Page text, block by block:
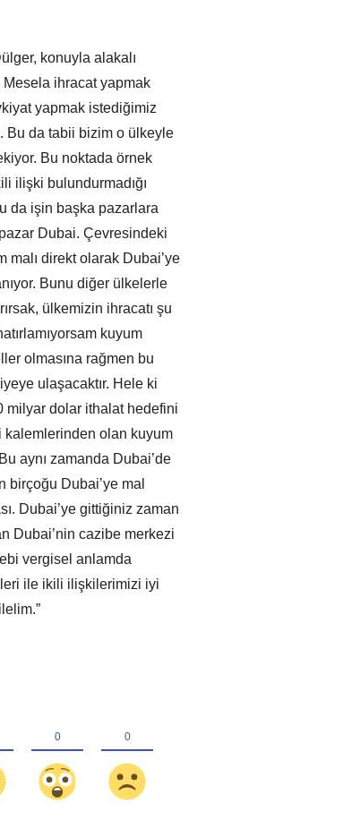
konuyla alakalı
Mesela ihracat yapmak
yapmak istediğimiz
Bu da tabii bizim o ülkeyle
Bu noktada örnek
ilişki bulundurmadığı
da işin başka pazarlara
Dubai. Çevresindeki
direkt olarak Dubai’ye
Bunu diğer ülkelerle
ülkemizin ihracatı şu
kuyum
olmasına rağmen bu
ulaşacaktır. Hele ki
milyar dolar ithalat hedefini
kalemlerinden olan kuyum
aynı zamanda Dubai’de
birçoğu Dubai’ye mal
Dubai’ye gittiğiniz zaman
Dubai’nin cazibe merkezi
vergisel anlamda
ile ikili ilişkilerimizi iyi